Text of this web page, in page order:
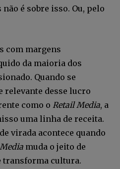
é sobre isso. Ou, pelo
com margens
da maioria dos
Quando se
relevante desse lucro
como o Retail Media, a
uma linha de receita.
virada acontece quando
muda o jeito de
transforma cultura.